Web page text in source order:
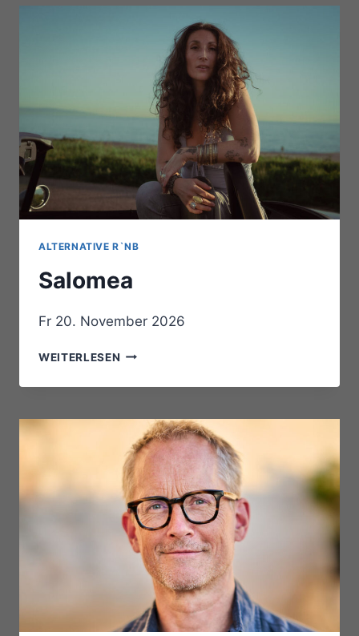
FREYA
ALTERNATIVE R`NB
Salomea
Fr 20. November 2026
WEITERLESEN SALOMEA